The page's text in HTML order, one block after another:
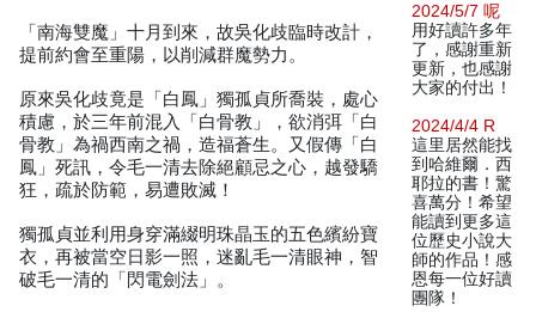
「南海雙魔」十月到來，故吳化歧臨時改計，
提前約會至重陽，以削減群魔勢力。
原來吳化歧竟是「白鳳」獨孤貞所喬裝，處心
積慮，於三年前混入「白骨教」，欲消弭「白
骨教」為禍西南之禍，造福蒼生。又假傳「白
鳳」死訊，令毛一清去除絕顧忌之心，越發驕
狂，疏於防範，易遭敗滅！
獨孤貞並利用身穿滿綴明珠晶玉的五色繽紛寶
衣，再被當空日影一照，迷亂毛一清眼神，智
破毛一清的「閃電劍法」。
2024/5/7 呢
用好讀許多年
了，感謝重新
更新，也感謝
大家的付出！
2024/4/4 R
這里居然能找
到哈維爾．西
耶拉的書！驚
喜萬分！希望
能讀到更多這
位歷史小說大
師的作品！感
恩每一位好讀
團隊！